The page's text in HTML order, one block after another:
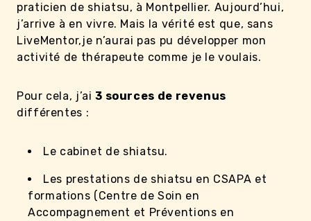
praticien de shiatsu, à Montpellier. Aujourd’hui,
j’arrive à en vivre. Mais la vérité est que, sans
LiveMentor,je n’aurai pas pu développer mon
activité de thérapeute comme je le voulais.
Pour cela, j’ai3 sources de revenus
différentes :
Le cabinet de shiatsu.
Les prestations de shiatsu en CSAPA et
formations (Centre de Soin en
Accompagnement et Préventions en